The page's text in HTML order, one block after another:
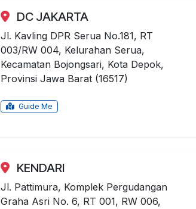
DC JAKARTA
Jl. Kavling DPR Serua No.181, RT
003/RW 004, Kelurahan Serua,
Kecamatan Bojongsari, Kota Depok,
Provinsi Jawa Barat (16517)
Guide Me
KENDARI
Jl. Pattimura, Komplek Pergudangan
Graha Asri No. 6, RT 001, RW 006,